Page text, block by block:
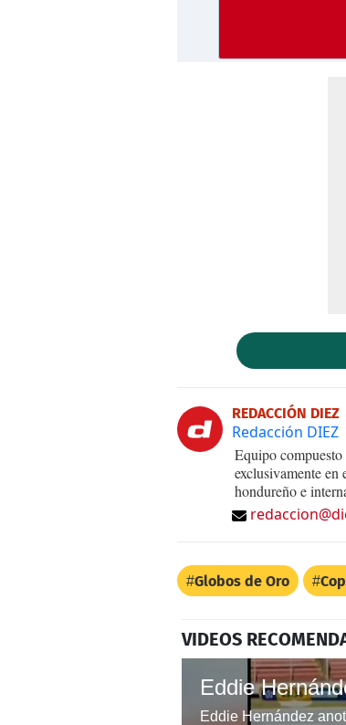
REDACCIÓN DIEZ
Redacción DIEZ
Equipo compuesto
exclusivamente
hondureño e
Globos de Oro
VIDEOS
Eddie Hernández